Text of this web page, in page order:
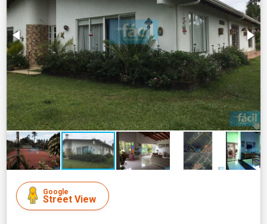
Google
Street View